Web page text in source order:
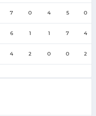
7 0 4 5 0
6 1 1 7 4
4 2 0 0 2